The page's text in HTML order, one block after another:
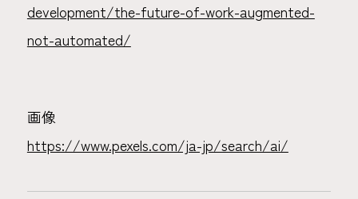
development/the-future-of-work-augmented-
not-automated/
画像
https://www.pexels.com/ja-jp/search/ai/